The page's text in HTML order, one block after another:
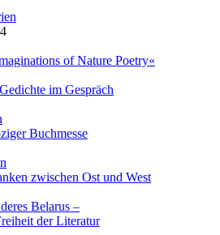
of Nature Poetry«
im Gespräch
Buchmesse
zwischen Ost und West
Belarus –
der Literatur